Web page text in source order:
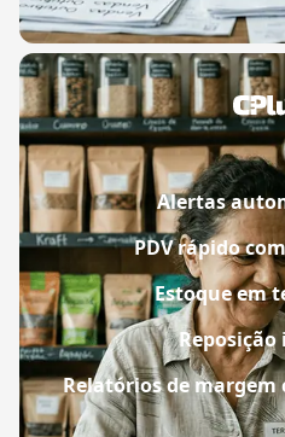
Alertas
PDV rápido
Estoque em
Relatórios de margem